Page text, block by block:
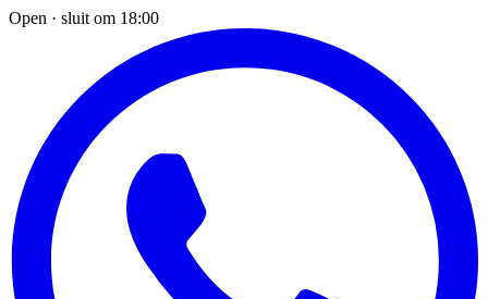
Open · sluit om 18:00